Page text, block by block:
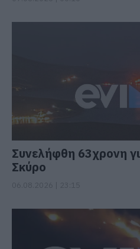
Συνελήφθη 63χρονη
Σκύρο